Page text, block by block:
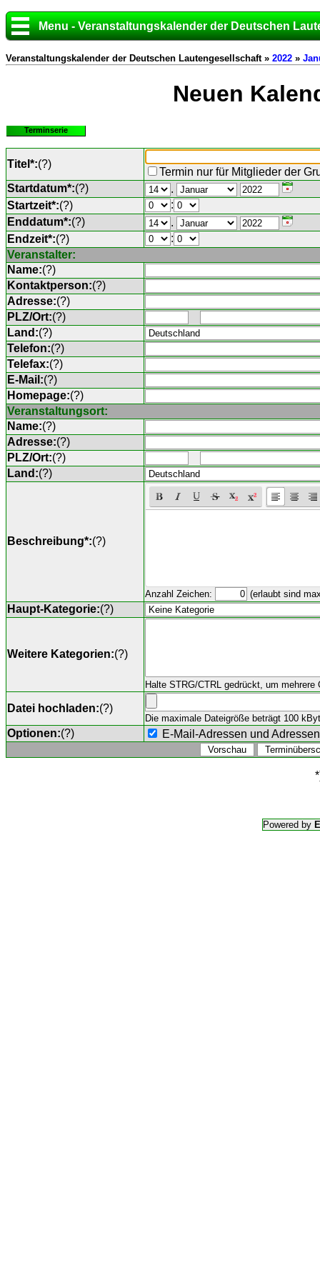
Menu - Veranstaltungskalender der Deutschen
Veranstaltungskalender der Deutschen Lautengesellschaft » 2022 »
Neuen
Terminserie
Titel*:(?)
Termin nur für Mitglieder der
Startdatum*:(?)
.
Startzeit*:(?)
:
Enddatum*:(?)
.
Endzeit*:(?)
:
Veranstalter:
Name:(?)
Kontaktperson:(?)
Adresse:(?)
PLZ/Ort:(?)
Land:(?)
Telefon:(?)
Telefax:(?)
E-Mail:(?)
Homepage:(?)
Veranstaltungsort:
Name:(?)
Adresse:(?)
PLZ/Ort:(?)
Land:(?)
Beschreibung*:(?)
Anzahl Zeichen: (erlaubt sind
Haupt-Kategorie:(?)
Weitere Kategorien:(?)
Halte STRG/CTRL gedrückt, um mehrere
Datei hochladen:(?)
Die maximale Dateigröße beträgt 100
Optionen:(?) E-Mail-Adressen und
Powered by